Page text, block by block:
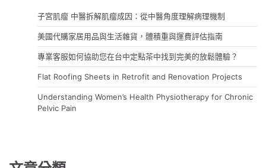
子宮肌瘤 中醫拆解肌瘤成因：從中醫角度理解病理機制
美國代購家居用品與生活雜貨，體積重與運費評估指南
專業客服如何協助您在台中定點茶中找到完美的放鬆體驗？
Flat Roofing Sheets in Retrofit and Renovation Projects
Understanding Women’s Health Physiotherapy for Chronic
Pelvic Pain